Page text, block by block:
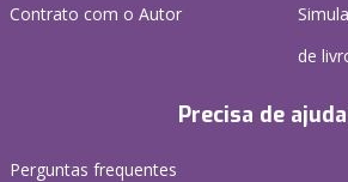
Contrato com o Autor
de
Precisa de
Perguntas frequentes